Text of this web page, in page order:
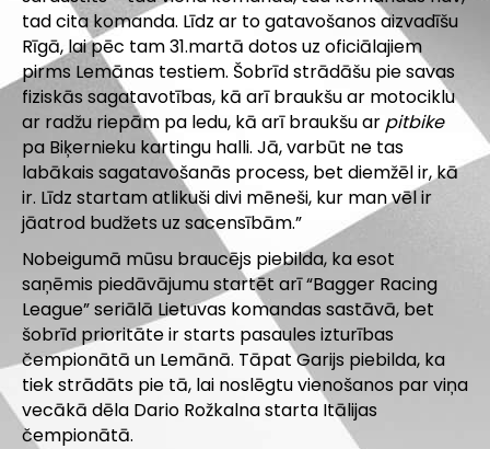
tad cita komanda. Līdz ar to gatavošanos aizvadīšu
Rīgā, lai pēc tam 31.martā dotos uz oficiālajiem
pirms Lemānas testiem. Šobrīd strādāšu pie savas
fiziskās sagatavotības, kā arī braukšu ar motociklu
ar radžu riepām pa ledu, kā arī braukšu ar pitbike
pa Biķernieku kartingu halli. Jā, varbūt ne tas
labākais sagatavošanās process, bet diemžēl ir, kā
ir. Līdz startam atlikuši divi mēneši, kur man vēl ir
jāatrod budžets uz sacensībām.”
Nobeigumā mūsu braucējs piebilda, ka esot
saņēmis piedāvājumu startēt arī “Bagger Racing
League” seriālā Lietuvas komandas sastāvā, bet
šobrīd prioritāte ir starts pasaules izturības
čempionātā un Lemānā. Tāpat Garijs piebilda, ka
tiek strādāts pie tā, lai noslēgtu vienošanos par viņa
vecākā dēla Dario Rožkalna starta Itālijas
čempionātā.